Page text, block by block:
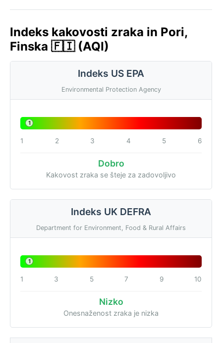
Indeks kakovosti zraka in Pori,
Finska 🇫🇮 (AQI)
Indeks US EPA
Environmental Protection Agency
1
1 2 3 4 5 6
Dobro
Kakovost zraka se šteje za zadovoljivo
Indeks UK DEFRA
Department for Environment, Food & Rural Affairs
1
1 3 5 7 9 10
Nizko
Onesnaženost zraka je nizka